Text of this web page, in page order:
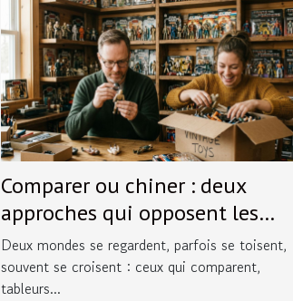
Comparer ou chiner : deux
approches qui opposent les
passionnés de figurines
Deux mondes se regardent, parfois se toisent,
souvent se croisent : ceux qui comparent,
tableurs...